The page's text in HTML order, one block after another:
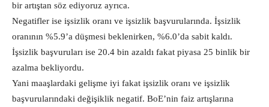
bir artıştan söz ediyoruz ayrıca.
Negatifler ise işsizlik oranı ve işsizlik başvurularında. İşsizlik
oranının %5.9’a düşmesi beklenirken, %6.0’da sabit kaldı.
İşsizlik başvuruları ise 20.4 bin azaldı fakat piyasa 25 binlik bir
azalma bekliyordu.
Yani maaşlardaki gelişme iyi fakat işsizlik oranı ve işsizlik
başvurularındaki değişiklik negatif. BoE’nin faiz artışlarına